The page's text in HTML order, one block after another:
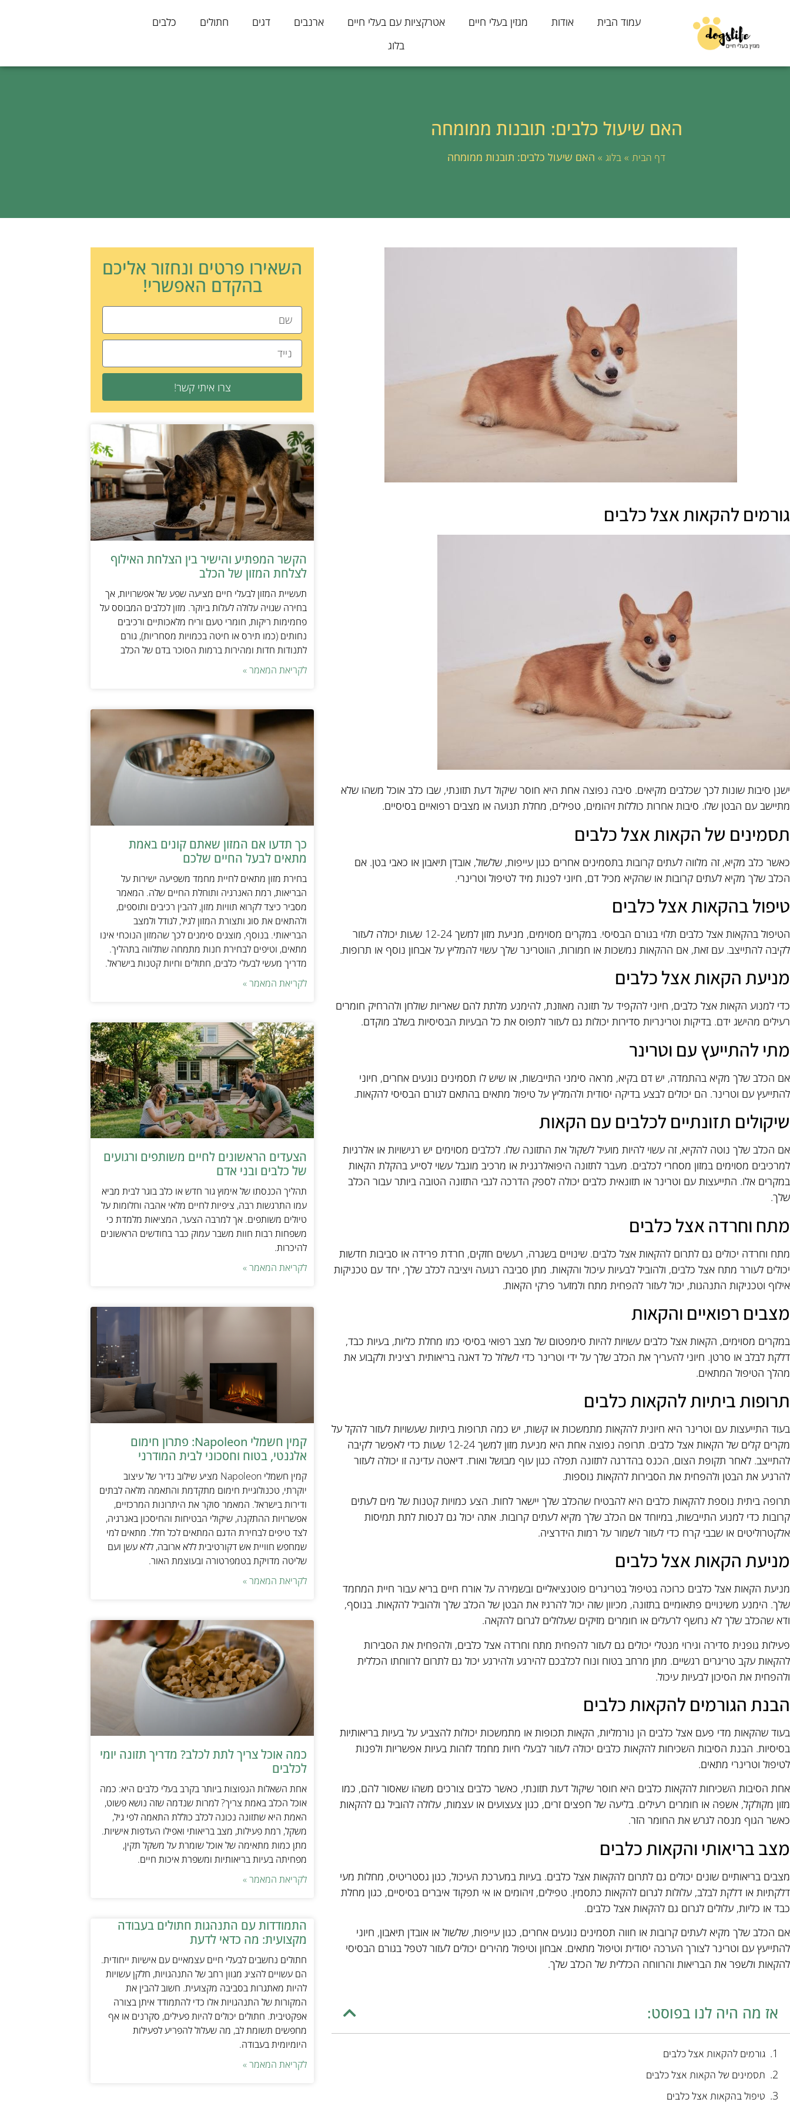
עמוד הבית אודות מגזין בעלי חיים אטרקציות עם בעלי חיים ארנבים דגים חתולים
כלבים
בלוג
האם שיעול כלבים: תובנות ממומחה
דף הבית »בלוג » האם שיעול כלבים: תובנות ממומחה
גורמים להקאות אצל כלבים
ישנן סיבות שונות לכך שכלבים מקיאים. סיבה נפוצה אחת היא חוסר שיקול דעת תזונתי, שבו כלב אוכל משהו שלא
מתיישב עם הבטן שלו. סיבות אחרות כוללות זיהומים, טפילים, מחלת תנועה או מצבים רפואיים בסיסיים.
תסמינים של הקאות אצל כלבים
כאשר כלב מקיא, זה מלווה לעתים קרובות בתסמינים אחרים כגון עייפות, שלשול, אובדן תיאבון או כאבי בטן. אם
הכלב שלך מקיא לעתים קרובות או שהקיא מכיל דם, חיוני לפנות מיד לטיפול וטרינרי.
טיפול בהקאות אצל כלבים
הטיפול בהקאות אצל כלבים תלוי בגורם הבסיסי. במקרים מסוימים, מניעת מזון למשך 12-24 שעות יכולה לעזור
לקיבה להתייצב. עם זאת, אם ההקאות נמשכות או חמורות, הווטרינר שלך עשוי להמליץ על אבחון נוסף או תרופות.
מניעת הקאות אצל כלבים
כדי למנוע הקאות אצל כלבים, חיוני להקפיד על תזונה מאוזנת, להימנע מלתת להם שאריות שולחן ולהרחיק חומרים
רעילים מהישג ידם. בדיקות וטרינריות סדירות יכולות גם לעזור לתפוס את כל הבעיות הבסיסיות בשלב מוקדם.
מתי להתייעץ עם וטרינר
אם הכלב שלך מקיא בהתמדה, יש דם בקיא, מראה סימני התייבשות, או שיש לו תסמינים נוגעים אחרים, חיוני
להתייעץ עם וטרינר. הם יכולים לבצע בדיקה יסודית ולהמליץ על טיפול מתאים בהתאם לגורם הבסיסי להקאות.
שיקולים תזונתיים לכלבים עם הקאות
אם הכלב שלך נוטה להקיא, זה עשוי להיות מועיל לשקול את התזונה שלו. לכלבים מסוימים יש רגישויות או אלרגיות
למרכיבים מסוימים במזון מסחרי לכלבים. מעבר לתזונה היפואלרגנית או מרכיב מוגבל עשוי לסייע בהקלת הקאות
במקרים אלו. התייעצות עם וטרינר או תזונאית כלבים יכולה לספק הדרכה לגבי התזונה הטובה ביותר עבור הכלב
שלך.
מתח וחרדה אצל כלבים
מתח וחרדה יכולים גם לתרום להקאות אצל כלבים. שינויים בשגרה, רעשים חזקים, חרדת פרידה או סביבות חדשות
יכולים לעורר מתח אצל כלבים, ולהוביל לבעיות עיכול והקאות. מתן סביבה רגועה ויציבה לכלב שלך, יחד עם טכניקות
אילוף וטכניקות התנהגות, יכול לעזור להפחית מתח ולמזער פרקי הקאות.
מצבים רפואיים והקאות
במקרים מסוימים, הקאות אצל כלבים עשויות להיות סימפטום של מצב רפואי בסיסי כמו מחלת כליות, בעיות כבד,
דלקת לבלב או סרטן. חיוני להעריך את הכלב שלך על ידי וטרינר כדי לשלול כל דאגה בריאותית רצינית ולקבוע את
מהלך הטיפול המתאים.
תרופות ביתיות להקאות כלבים
בעוד התייעצות עם וטרינר היא חיונית להקאות מתמשכות או קשות, יש כמה תרופות ביתיות שעשויות לעזור להקל על
מקרים קלים של הקאות אצל כלבים. תרופה נפוצה אחת היא מניעת מזון למשך 12-24 שעות כדי לאפשר לקיבה
להתייצב. לאחר תקופת הצום, הכנס בהדרגה לתזונה תפלה כגון עוף מבושל ואורז. דיאטה עדינה זו יכולה לעזור
להרגיע את הבטן ולהפחית את הסבירות להקאות נוספות.
תרופה ביתית נוספת להקאות כלבים היא להבטיח שהכלב שלך יישאר לחות. הצע כמויות קטנות של מים לעתים
קרובות כדי למנוע התייבשות, במיוחד אם הכלב שלך מקיא לעתים קרובות. אתה יכול גם לנסות לתת תמיסות
אלקטרוליטים או שבבי קרח כדי לעזור לשמור על רמות הידרציה.
מניעת הקאות אצל כלבים
מניעת הקאות אצל כלבים כרוכה בטיפול בטריגרים פוטנציאליים ובשמירה על אורח חיים בריא עבור חיית המחמד
שלך. הימנע משינויים פתאומיים בתזונה, מכיוון שזה יכול להרגיז את הבטן של הכלב שלך ולהוביל להקאות. בנוסף,
ודא שהכלב שלך לא נחשף לרעלים או חומרים מזיקים שעלולים לגרום להקאה.
פעילות גופנית סדירה וגירוי מנטלי יכולים גם לעזור להפחית מתח וחרדה אצל כלבים, ולהפחית את הסבירות
להקאות עקב טריגרים רגשיים. מתן מרחב בטוח ונוח לכלבכם להירגע ולהירגע יכול גם לתרום לרווחתו הכללית
ולהפחית את הסיכון לבעיות עיכול.
הבנת הגורמים להקאות כלבים
בעוד שהקאות מדי פעם אצל כלבים הן נורמליות, הקאות תכופות או מתמשכות יכולות להצביע על בעיות בריאותיות
בסיסיות. הבנת הסיבות השכיחות להקאות כלבים יכולה לעזור לבעלי חיות מחמד לזהות בעיות אפשריות ולפנות
לטיפול וטרינרי מתאים.
אחת הסיבות השכיחות להקאות כלבים היא חוסר שיקול דעת תזונתי, כאשר כלבים צורכים משהו שאסור להם, כמו
מזון מקולקל, אשפה או חומרים רעילים. בליעה של חפצים זרים, כגון צעצועים או עצמות, עלולה להוביל גם להקאות
כאשר הגוף מנסה לגרש את החומר הזר.
מצב בריאותי והקאות כלבים
מצבים בריאותיים שונים יכולים גם לתרום להקאות אצל כלבים. בעיות במערכת העיכול, כגון גסטריטיס, מחלות מעי
דלקתיות או דלקת לבלב, עלולות לגרום להקאות כתסמין. טפילים, זיהומים או אי תפקוד איברים בסיסיים, כגון מחלת
כבד או כליות, עלולים לגרום גם להקאות אצל כלבים.
אם הכלב שלך מקיא לעתים קרובות או חווה תסמינים נוגעים אחרים, כגון עייפות, שלשול או אובדן תיאבון, חיוני
להתייעץ עם וטרינר לצורך הערכה יסודית וטיפול מתאים. אבחון וטיפול מהירים יכולים לעזור לטפל בגורם הבסיסי
להקאות ולשפר את הבריאות והרווחה הכללית של הכלב שלך.
אז מה היה לנו בפוסט:
גורמים להקאות אצל כלבים
תסמינים של הקאות אצל כלבים
טיפול בהקאות אצל כלבים
השאירו פרטים ונחזור אליכם
בהקדם האפשרי!
צרו איתי קשר!
הקשר המפתיע והישיר בין הצלחת האילוף
לצלחת המזון של הכלב
תעשיית המזון לבעלי חיים מציעה שפע של אפשרויות, אך
בחירה שגויה עלולה לעלות ביוקר. מזון לכלבים המבוסס על
פחמימות ריקות, חומרי טעם וריח מלאכותיים ורכיבים
נחותים (כמו תירס או חיטה בכמויות מסחריות), גורם
לתנודות חדות ומהירות ברמות הסוכר בדם של הכלב
לקריאת המאמר »
כך תדעו אם המזון שאתם קונים באמת
מתאים לבעל החיים שלכם
בחירת מזון מתאים לחיית מחמד משפיעה ישירות על
הבריאות, רמת האנרגיה ותוחלת החיים שלה. המאמר
מסביר כיצד לקרוא תוויות מזון, להבין רכיבים ותוספים,
ולהתאים את סוג ותצורת המזון לגיל, לגודל ולמצב
הבריאותי. בנוסף, מוצגים סימנים לכך שהמזון הנוכחי אינו
מתאים, וטיפים לבחירת חנות מתמחה שתלווה בתהליך.
מדריך מעשי לבעלי כלבים, חתולים וחיות קטנות בישראל.
לקריאת המאמר »
הצעדים הראשונים לחיים משותפים ורגועים
של כלבים ובני אדם
תהליך הכנסתו של אימוץ גור חדש או כלב בוגר לבית מביא
עמו התרגשות רבה, ציפיות לחיים מלאי אהבה וחלומות על
טיולים משותפים. אך למרבה הצער, המציאות מלמדת כי
משפחות רבות חוות משבר עמוק כבר בחודשים הראשונים
להיכרות.
לקריאת המאמר »
קמין חשמלי Napoleon: פתרון חימום
אלגנטי, בטוח וחסכוני לבית המודרני
קמין חשמלי Napoleon מציע שילוב נדיר של עיצוב
יוקרתי, טכנולוגיית חימום מתקדמת והתאמה מלאה לבתים
ודירות בישראל. המאמר סוקר את היתרונות המרכזיים,
אפשרויות ההתקנה, שיקולי הבטיחות והחיסכון באנרגיה,
לצד טיפים לבחירת הדגם המתאים לכל חלל. מתאים למי
שמחפש חוויית אש דקורטיבית ללא ארובה, ללא עשן ועם
שליטה מדויקת בטמפרטורה ובעוצמת האור.
לקריאת המאמר »
כמה אוכל צריך לתת לכלב? מדריך תזונה יומי
לכלבים
אחת השאלות הנפוצות ביותר בקרב בעלי כלבים היא: כמה
אוכל הכלב באמת צריך? למרות שנדמה שזה נושא פשוט,
האמת היא שתזונה נכונה לכלב כוללת התאמה לפי גיל,
משקל, רמת פעילות, מצב בריאותי ואפילו העדפות אישיות.
מתן כמות מתאימה של אוכל שומרת על משקל תקין,
מפחיתה בעיות בריאותיות ומשפרת איכות חיים.
לקריאת המאמר »
התמודדות עם התנהגות חתולים בעבודה
מקצועית: מה כדאי לדעת
חתולים נחשבים לבעלי חיים עצמאיים עם אישיות ייחודית.
הם עשויים להציג מגוון רחב של התנהגויות, חלקן עשויות
להיות מאתגרות בסביבה מקצועית. חשוב להבין את
המקורות של התנהגויות אלו כדי להתמודד איתן בצורה
אפקטיבית. חתולים יכולים להיות פעילים, סקרנים או אף
מחפשים תשומת לב, מה שעלול להפריע לפעילות
היומיומית בעבודה.
לקריאת המאמר »